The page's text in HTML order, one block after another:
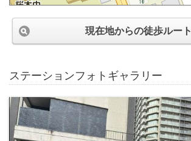
現在地からの徒歩ルート
ステーションフォトギャラリー